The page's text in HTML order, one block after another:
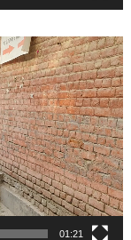
01:21